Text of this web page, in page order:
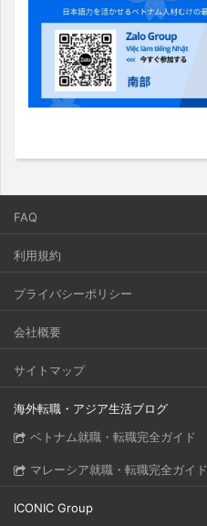
FAQ
利用規約
プライバシーポリシー
会社概要
サイトマップ
海外転職・アジア生活ブログ
ベトナム就職・転職完全ガイド
マレーシア就職・転職完全ガイド
ICONIC Group